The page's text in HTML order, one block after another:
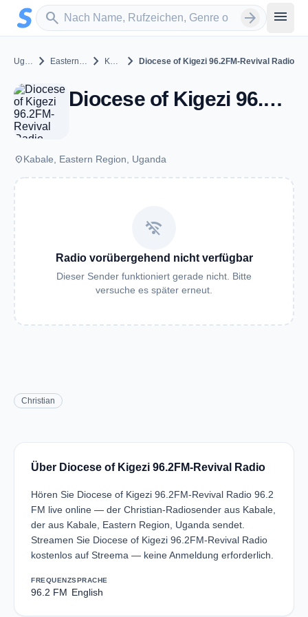
Zum Hauptinhalt springen
search
Sender suchen arrow_forward menu
Uganda chevron_right Eastern Region chevron_right Kabale chevron_right Diocese of Kigezi 96.2FM-Revival Radio
Diocese of Kigezi 96.2FM-Revival Radio - FM 96.2 - Kabale
placeKabale, Eastern Region, Uganda
wifi_off
Radio vorübergehend nicht verfügbar
Dieser Sender funktioniert gerade nicht. Bitte
versuche es später erneut.
Christian
Über Diocese of Kigezi 96.2FM-Revival Radio
Hören Sie Diocese of Kigezi 96.2FM-Revival Radio 96.2
FM live online — der Christian-Radiosender aus Kabale,
der aus Kabale, Eastern Region, Uganda sendet.
Streamen Sie Diocese of Kigezi 96.2FM-Revival Radio
kostenlos auf Streema — keine Anmeldung erforderlich.
FREQUENZ
96.2 FM
SPRACHE
English